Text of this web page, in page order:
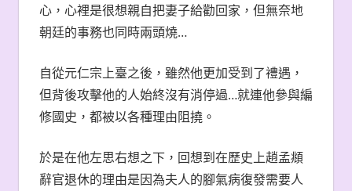
心，心裡是很想親自把妻子給勸回家，但無奈地
朝廷的事務也同時兩頭燒…
自從元仁宗上臺之後，雖然他更加受到了禮遇，
但背後攻擊他的人始終沒有消停過…就連他參與編
修國史，都被以各種理由阻撓。
於是在他左思右想之下，回想到在歷史上趙孟頫
辭官退休的理由是因為夫人的腳氣病復發需要人